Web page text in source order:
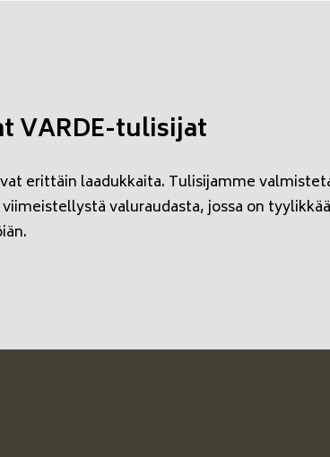
VARDE-tulisijat
erittäin laadukkaita. Tulisijamme
valuraudasta, jossa on